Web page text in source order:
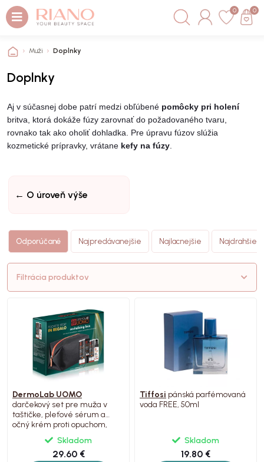
0 0
Muži Doplnky
Doplnky
Aj v súčasnej dobe patrí medzi obľúbené pomôcky pri holení
britva, ktorá dokáže fúzy zarovnať do požadovaného tvaru,
rovnako tak ako oholiť dohladka. Pre úpravu fúzov slúžia
kozmetické prípravky, vrátane kefy na fúzy
← O úroveň výše
Odporúčané Najpredávanejšie Najlacnejšie Najdrahšie
Filtrácia produktov
DermoLab UOMO
darčekový set pre muža v
taštičke, pleťové sérum a
očný krém proti opuchom,
Skladom
29.60 €
Tiffosi pánská parfémovaná
voda FREE, 50ml
Skladom
19.80 €